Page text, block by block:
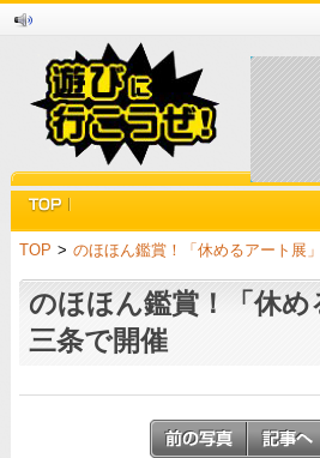
TOP > のほほん鑑賞！「休めるアート展
のほほん鑑賞！「休
三条で開催